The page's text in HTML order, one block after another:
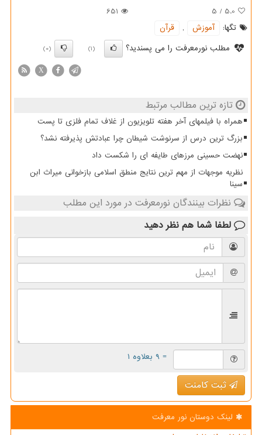
5.0
/
5
651
تگها:
آموزش ,
قرآن
مطلب نورمعرفت را می پسندید؟
(1)
(0)
X
تازه ترین مطالب مرتبط
همراه با فیلمهای آخر هفته تلویزیون از غلاف تمام فلزی تا پست
بزرگ ترین درس از سرنوشت شیطان چرا عبادتش پذیرفته نشد؟
نهضت حسینی مرزهای طایفه ای را شکست داد
نظریه موجهات از مهم ترین نتایج منطق اسلامی بازخوانی میراث ابن
سینا
نظرات بینندگان نورمعرفت در مورد این مطلب
لطفا شما هم نظر دهید
= ۹ بعلاوه ۱
ثبت کامنت
لینک دوستان نور معرفت